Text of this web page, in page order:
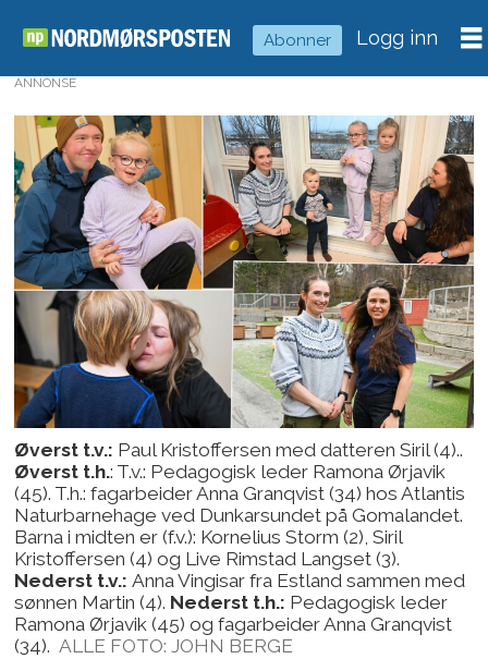
Abonner Logg inn
ANNONSE
Øverst t.v.: Paul Kristoffersen med datteren Siril (4)..
Øverst t.h.: T.v.: Pedagogisk leder Ramona Ørjavik
(45). T.h.: fagarbeider Anna Granqvist (34) hos Atlantis
Naturbarnehage ved Dunkarsundet på Gomalandet.
Barna i midten er (f.v.): Kornelius Storm (2), Siril
Kristoffersen (4) og Live Rimstad Langset (3).
Nederst t.v.:Anna Vingisar fra Estland sammen med
sønnen Martin (4). Nederst t.h.: Pedagogisk leder
Ramona Ørjavik (45) og fagarbeider Anna Granqvist
(34). ALLE FOTO: JOHN BERGE